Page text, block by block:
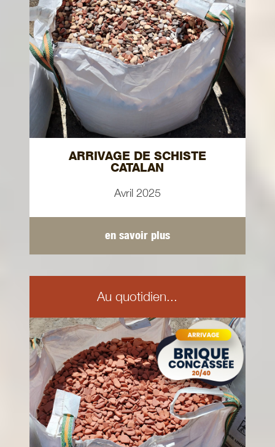
ARRIVAGE DE SCHISTE
CATALAN
Avril 2025
en savoir plus
Au quotidien...